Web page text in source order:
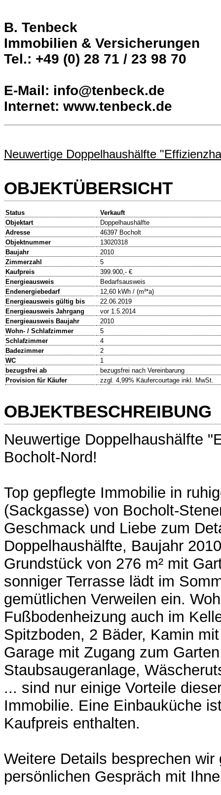
B. Tenbeck
Immobilien & Versicherungen
Tel.: +49 (0) 28 71 / 23 98 70
E-Mail: info@tenbeck.de
Internet: www.tenbeck.de
Neuwertige Doppelhaushälfte
OBJEKTÜBERSICHT
Status
Verkauft
Objektart
Doppelhaushälfte
Adresse
46397 Bocholt
Objektnummer
13020318
Baujahr
2010
Zimmerzahl
5
Kaufpreis
399.900,- €
Energieausweis
Bedarfsausweis
Endenergiebedarf
12,60 kWh / (m²*a)
Energieausweis gültig bis
22.06.2019
Energieausweis Jahrgang
vor 1.5.2014
Energieausweis Baujahr
2010
Wohn- / Schlafzimmer
5
Schlafzimmer
4
Badezimmer
2
WC
1
bezugsfrei ab
bezugsfrei nach Vereinbarung
Provision für Käufer
zzgl. 4,99% Käufercourtage inkl. MwSt.
OBJEKTBESCHREIBUNG
Neuwertige Doppelhaushälfte
Bocholt-Nord!
Top gepflegte Immobilie in
(Sackgasse) von Bocholt-
Geschmack und Liebe zum
Doppelhaushälfte, Baujahr
Grundstück von 276 m² mit
sonniger Terrasse lädt im
gemütlichen Verweilen ein.
Fußbodenheizung auch im
Spitzboden, 2 Bäder, Kamin
Garage mit Zugang zum
Staubsaugeranlage,
... sind nur einige Vorteile
Immobilie. Eine Einbauküche
Kaufpreis enthalten.
Weitere Details besprechen wir
persönlichen Gespräch mit